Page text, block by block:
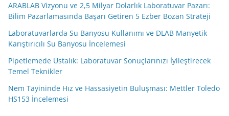
ARABLAB Vizyonu ve 2,5 Milyar Dolarlık Laboratuvar Pazarı:
Bilim Pazarlamasında Başarı Getiren 5 Ezber Bozan Strateji
Laboratuvarlarda Su Banyosu Kullanımı ve DLAB Manyetik
Karıştırıcılı Su Banyosu İncelemesi
Pipetlemede Ustalık: Laboratuvar Sonuçlarınızı İyileştirecek
Temel Teknikler
Nem Tayininde Hız ve Hassasiyetin Buluşması: Mettler Toledo
HS153 İncelemesi